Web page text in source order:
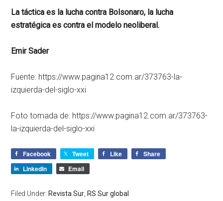
La táctica es la lucha contra Bolsonaro, la lucha
estratégica es contra el modelo neoliberal.
Emir Sader
Fuente: https://www.pagina12.com.ar/373763-la-
izquierda-del-siglo-xxi
Foto tomada de: https://www.pagina12.com.ar/373763-
la-izquierda-del-siglo-xxi
Facebook Tweet Like
Share
LinkedIn
Email
Filed Under: Revista Sur RS Sur global